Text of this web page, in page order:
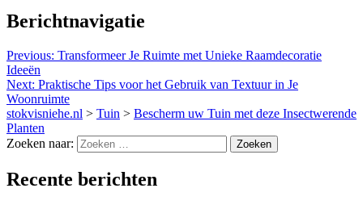
Berichtnavigatie
Previous: Transformeer Je Ruimte met Unieke Raamdecoratie
Ideeën
Next: Praktische Tips voor het Gebruik van Textuur in Je
Woonruimte
stokvisniehe.nl > Tuin > Bescherm uw Tuin met deze Insectwerende
Planten
Zoeken naar:
Recente berichten